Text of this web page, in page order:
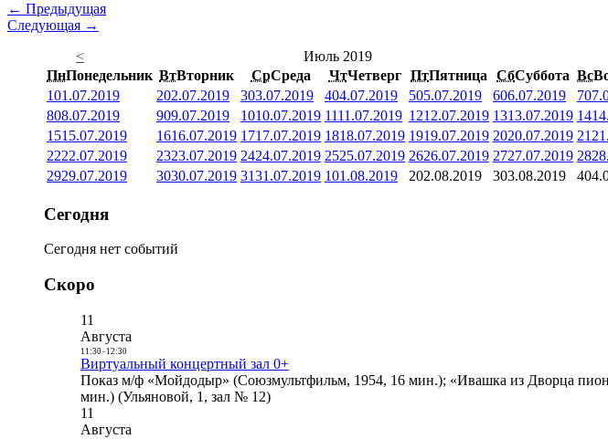
← Предыдущая
Следующая →
<
Июль 2019
ПнПонедельник ВтВторник СрСреда ЧтЧетверг ПтПятница СбСуббота Вс
101.07.2019 202.07.2019 303.07.2019 404.07.2019 505.07.2019 606.07.2019 7
808.07.2019 909.07.2019 1010.07.2019 1111.07.2019 1212.07.2019 1313.07.2019 14
1515.07.2019 1616.07.2019 1717.07.2019 1818.07.2019 1919.07.2019 2020.07.2019 21
2222.07.2019 2323.07.2019 2424.07.2019 2525.07.2019 2626.07.2019 2727.07.2019 28
2929.07.2019 3030.07.2019 3131.07.2019 101.08.2019 202.08.2019 303.08.2019 4
Сегодня
Сегодня нет событий
Скоро
11
Августа
11:30- 12:30
Виртуальный концертный зал 0+
Показ м/ф «Мойдодыр» (Союзмультфильм, 1954, 16 мин.); «Ивашка из Дворца
мин.) (Ульяновой, 1, зал № 12)
11
Августа